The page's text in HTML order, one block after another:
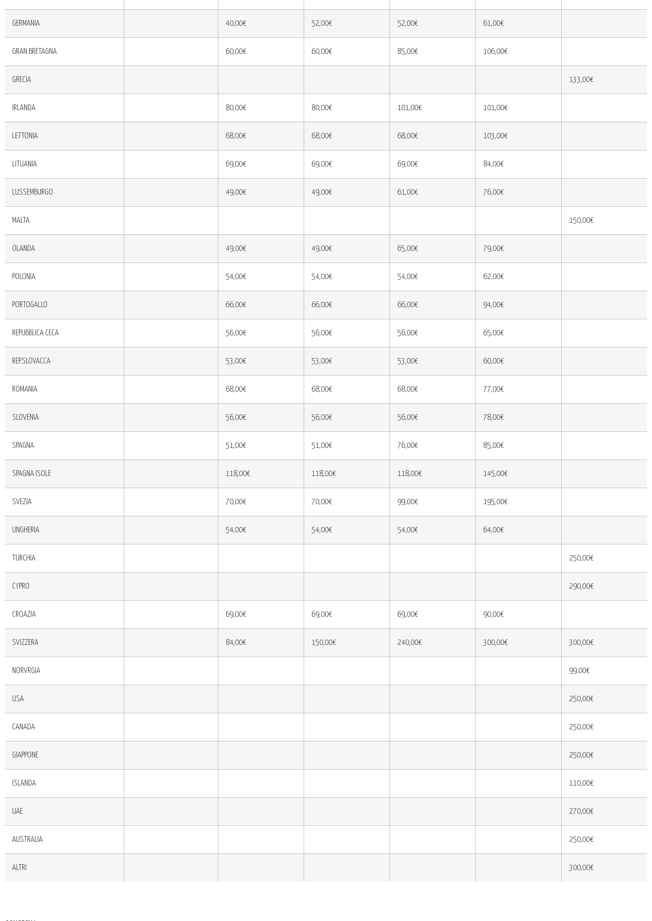
GERMANIA 40,00€ 52,00€ 52,00€ 61,00€
GRAN BRETAGNA 60,00€ 60,00€ 85,00€ 106,00€
GRECIA 133,00€
IRLANDA 80,00€ 80,00€ 101,00€ 101,00€
LETTONIA 68,00€ 68,00€ 68,00€ 103,00€
LITUANIA 69,00€ 69,00€ 69,00€ 84,00€
LUSSEMBURGO 49,00€ 49,00€ 61,00€ 76,00€
MALTA 150,00€
OLANDA 49,00€ 49,00€ 65,00€ 79,00€
POLONIA 54,00€ 54,00€ 54,00€ 62,00€
PORTOGALLO 66,00€ 66,00€ 66,00€ 94,00€
REPUBBLICA CECA 56,00€ 56,00€ 56,00€ 65,00€
REP.SLOVACCA 53,00€ 53,00€ 53,00€ 60,00€
ROMANIA 68,00€ 68,00€ 68,00€ 77,00€
SLOVENIA 56,00€ 56,00€ 56,00€ 78,00€
SPAGNA 51,00€ 51,00€ 76,00€ 85,00€
SPAGNA ISOLE 118,00€ 118,00€ 118,00€ 145,00€
SVEZIA 70,00€ 70,00€ 99,00€ 195,00€
UNGHERIA 54,00€ 54,00€ 54,00€ 64,00€
TURCHIA 250,00€
CYPRO 290,00€
CROAZIA 69,00€ 69,00€ 69,00€ 90,00€
SVIZZERA 84,00€ 150,00€ 240,00€ 300,00€ 300,00€
NORVRGIA 99,00€
USA 250,00€
CANADA 250,00€
GIAPPONE 250,00€
ISLANDA 110,00€
UAE 270,00€
AUSTRALIA 250,00€
ALTRI 300,00€